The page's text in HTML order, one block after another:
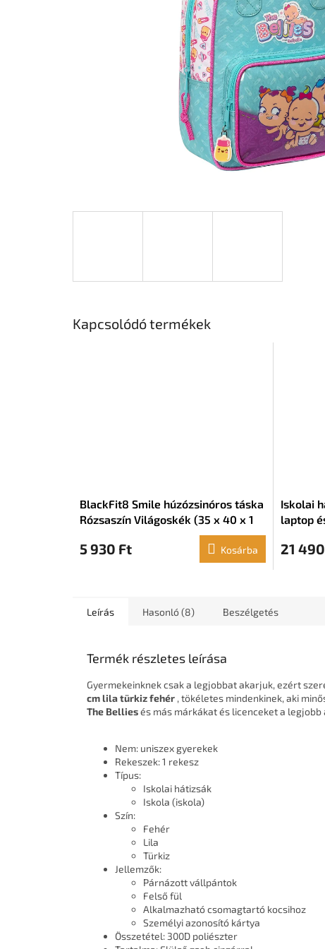
Kapcsolódó termékek
BlackFit8 Smile húzózsinóros táska
Rózsaszín Világoskék (35 x 40 x 1
5 930 Ft Kosárba
Iskolai
laptop
Ganso
21
Leírás Hasonló (8) Beszélgetés
Termék részletes leírása
Gyermekeinknek csak a legjobbat akarjuk, ezért
cm lila türkiz fehér , tökéletes mindenkinek, aki
The Belliesés más márkákat és licenceket a legjobb
Nem: uniszex gyerekek
Rekeszek: 1 rekesz
Típus:
Iskolai hátizsák
Iskola (iskola)
Szín:
Fehér
Lila
Türkiz
Jellemzők:
Párnázott vállpántok
Felső fül
Alkalmazható csomagtartó kocsihoz
Személyi azonosító kártya
Összetétel: 300D poliészter